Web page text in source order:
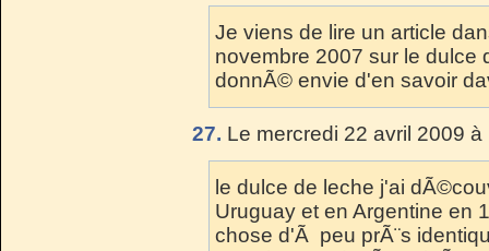
Je viens de lire un article
novembre 2007 sur le dulce
donnÃ© envie d'en savoir
27. Le mercredi 22 avril 2009
le dulce de leche j'ai
Uruguay et en Argentine en
chose d'Ã peu prÃ¨s